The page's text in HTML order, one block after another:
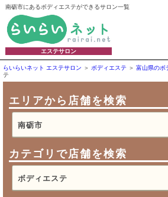
南砺市にあるボディエステができるサロン一覧
エステサロン
らいらいネット エステサロン ボディエステ 富山県のボ
テ
エリアから店舗を検索
南砺市
カテゴリで店舗を検索
ボディエステ